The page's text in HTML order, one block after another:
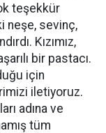
teşekkür
neşe, sevinç,
Kızımız,
bir pastacı.
için
iletiyoruz.
adına ve
tüm